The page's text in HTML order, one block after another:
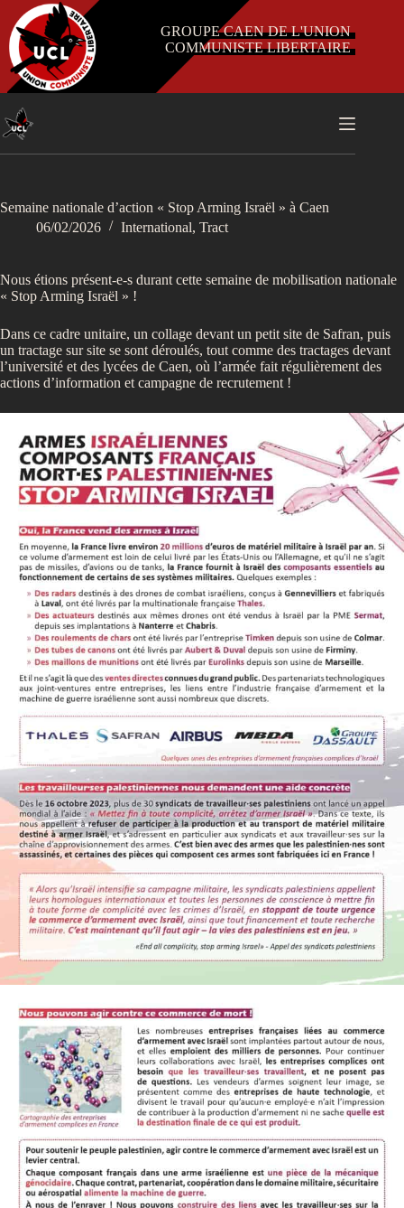
Passer
contenu
GROUPE CAEN DE L'UNION
COMMUNISTE LIBERTAIRE
Semaine nationale d’action « Stop Arming Israël » à Caen
06/02/2026
International, Tract
Nous étions présent-e-s durant cette semaine de mobilisation nationale
« Stop Arming Israël » !
Dans ce cadre unitaire, un collage devant un petit site de Safran, puis
un tractage sur site se sont déroulés, tout comme des tractages devant
l’université et des lycées de Caen, où l’armée fait régulièrement des
actions d’information et campagne de recrutement !